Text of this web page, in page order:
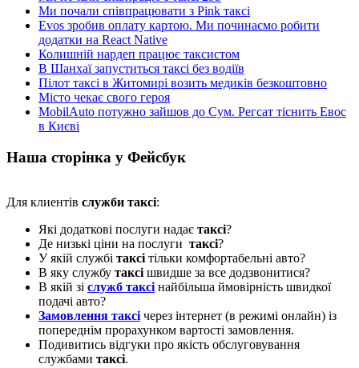
Ми почали співпрацювати з Pink таксі
Evos зробив оплату картою. Ми починаємо робити
додатки на React Native
Колишній нардеп працює таксистом
В Шанхаї запуститься таксі без водіїв
Пілот таксі в Житомирі возить медиків безкоштовно
Місто чекає свого героя
MobilAuto потужно зайшов до Сум. Регсат тіснить Евос
в Києві
Наша сторінка у Фейсбук
Для клиентів служби таксі:
Які додаткові послуги надає таксі?
Де низькі ціни на послуги таксі?
У якій службі таксітільки комфортабельні авто?
В яку службу таксішвидше за все додзвонитися?
В якій зі служб таксі найбільша ймовірність швидкої
подачі авто?
Замовлення таксічерез інтернет (в режимі онлайн) із
попереднім прорахунком вартості замовлення.
Подивитись відгуки про якість обслуговування
службами таксі.